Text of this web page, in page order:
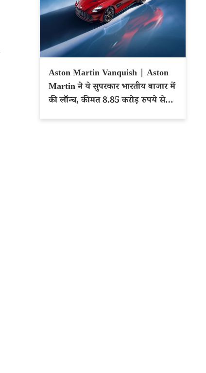
Aston Martin Vanquish | Aston
Martin ने ये सुपरकार भारतीय बाजार में
की लॉन्च, कीमत 8.85 करोड़ रुपये से